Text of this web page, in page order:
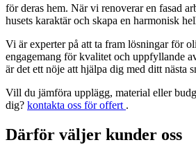
för deras hem. När vi renoverar en fasad
husets karaktär och skapa en harmonisk
Vi är experter på att ta fram lösningar för
engagemang för kvalitet och uppfyllande
är det ett nöje att hjälpa dig med ditt nästa
Vill du jämföra upplägg, material eller
dig? kontakta oss för offert .
Därför väljer kunder oss